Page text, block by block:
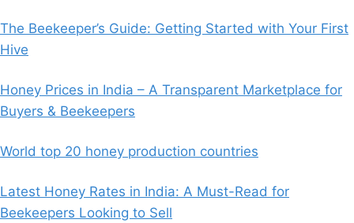
The Beekeeper’s Guide: Getting Started with Your First
Hive
Honey Prices in India – A Transparent Marketplace for
Buyers & Beekeepers
World top 20 honey production countries
Latest Honey Rates in India: A Must-Read for
Beekeepers Looking to Sell